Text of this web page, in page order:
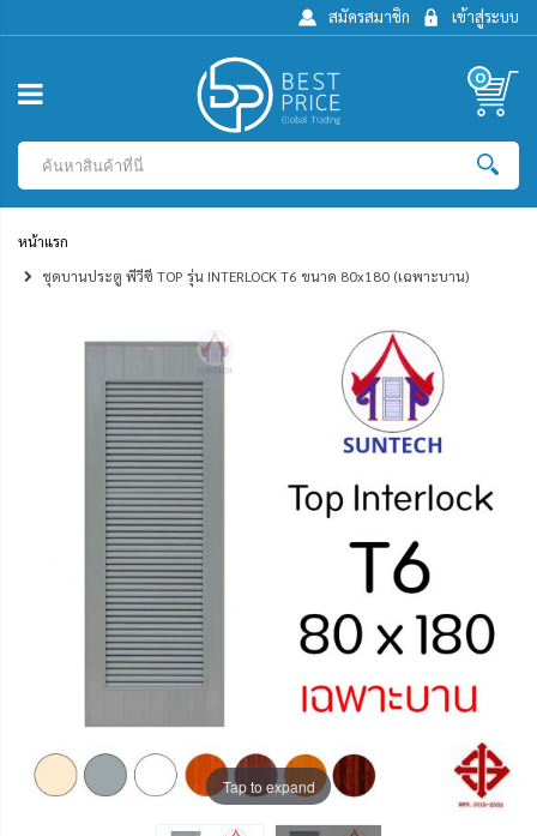
เข้าสู่ระบบ
สมัครสมาชิก
0
หน้าแรก
ชุดบานประตู พีวีซี TOP รุ่น INTERLOCK T6 ขนาด 80x180 (เฉพาะบาน)
Tap to expand